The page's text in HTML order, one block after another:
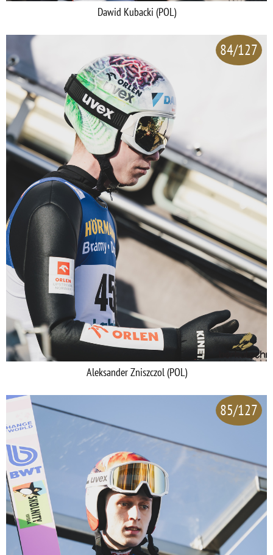
Dawid Kubacki (POL)
84/127
Aleksander Zniszczol (POL)
85/127